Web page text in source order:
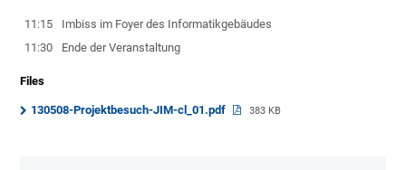
11:15
Imbiss im Foyer des Informatikgebäudes
11:30
Ende der Veranstaltung
Files
130508-Projektbesuch-JIM-cl_01.pdf 383 KB